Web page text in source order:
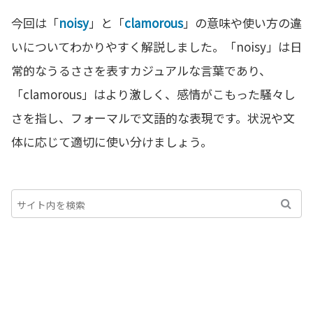
今回は「noisy」と「clamorous」の意味や使い方の違
いについてわかりやすく解説しました。「noisy」は日
常的なうるささを表すカジュアルな言葉であり、
「clamorous」はより激しく、感情がこもった騒々し
さを指し、フォーマルで文語的な表現です。状況や文
体に応じて適切に使い分けましょう。